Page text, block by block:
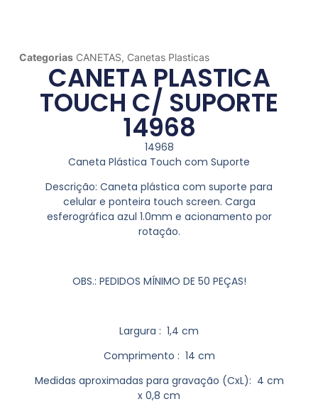
Categorias CANETAS, Canetas Plasticas
CANETA PLASTICA
TOUCH C/ SUPORTE
14968
14968
Caneta Plástica Touch com Suporte
Descrição: Caneta plástica com suporte para
celular e ponteira touch screen. Carga
esferográfica azul 1.0mm e acionamento por
rotação.
OBS.: PEDIDOS MÍNIMO DE 50 PEÇAS!
Largura : 1,4 cm
Comprimento : 14 cm
Medidas aproximadas para gravação (CxL): 4 cm
x 0,8 cm